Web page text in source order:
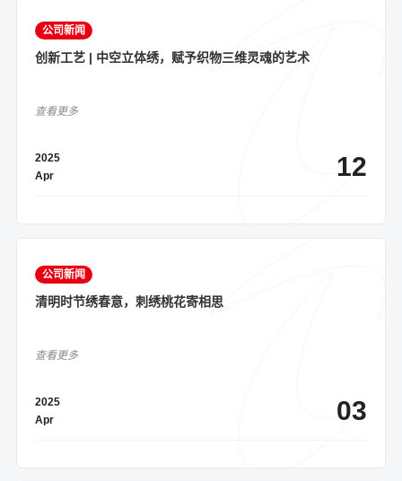
公司新闻
创新工艺 | 中空立体绣，赋予织物三维灵魂的艺术
查看更多
2025
Apr
12
公司新闻
清明时节绣春意，刺绣桃花寄相思
查看更多
2025
Apr
03